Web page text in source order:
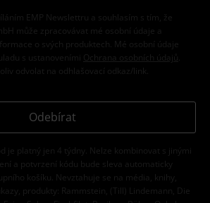
EMP Newslettru a souhlasím s tím, že
může zpracovávat mé osobní údaje a
o svých produktech. Mé osobní údaje
s ustanoveními
Ochrana osobních údajů
odvolat na odhlašovací odkaz/link.
Odebírat
je platný jen 4 týdny. Nelze kombinovat s jinými
a potvrzení kódu bude sleva automaticky
košíku. Nevztahuje se na média, knihy,
produkty: Rammstein, (Till) Lindemann, Die